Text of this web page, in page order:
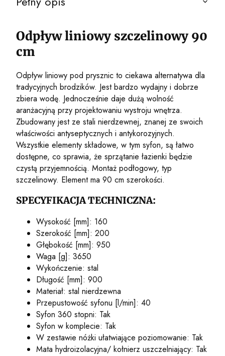
Odpływ liniowy szczelinowy 90
cm
Odpływ liniowy pod prysznic to ciekawa alternatywa dla
tradycyjnych brodzików. Jest bardzo wydajny i dobrze
zbiera wodę. Jednocześnie daje dużą wolność
aranżacyjną przy projektowaniu wystroju wnętrza.
Zbudowany jest ze stali nierdzewnej, znanej ze swoich
właściwości antyseptycznych i antykorozyjnych.
Wszystkie elementy składowe, w tym syfon, są łatwo
dostępne, co sprawia, że sprzątanie łazienki będzie
czystą przyjemnością. Montaż podłogowy, typ
szczelinowy. Element ma 90 cm szerokości.
SPECYFIKACJA TECHNICZNA:
Wysokość [mm]: 160
Szerokość [mm]: 200
Głębokość [mm]: 950
Waga [g]: 3650
Wykończenie: stal
Długość [mm]: 900
Materiał: stal nierdzewna
Przepustowość syfonu [l/min]: 40
Syfon 360 stopni: Tak
Syfon w komplecie: Tak
W zestawie nóżki ułatwiające poziomowanie: Tak
Mata hydroizolacyjna/ kołnierz uszczelniający: Tak